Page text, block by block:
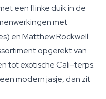
een flinke duik in de
met
en Matthew Rockwell
opgerekt van
tot exotische Cali-terps.
modern jasje, dan zit